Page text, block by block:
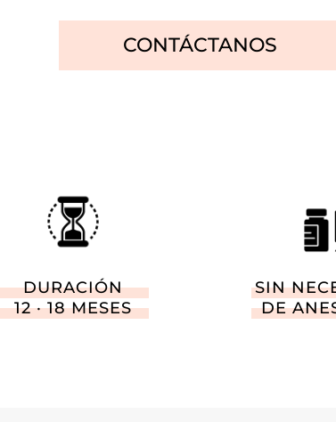
CONTÁCTANOS
DURACIÓN
12 · 18 MESES
SIN
DE